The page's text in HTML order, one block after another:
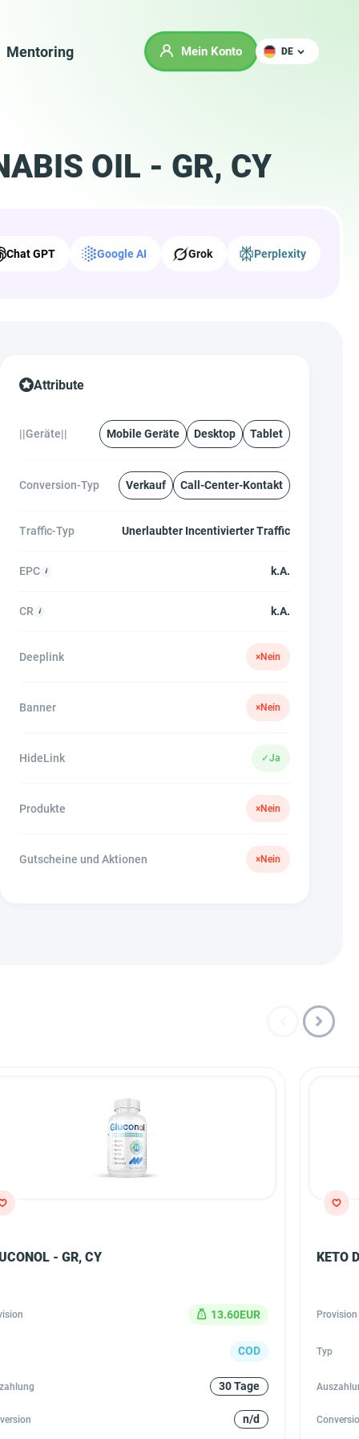
Mentoring Mein Konto DE
OIL - GR, CY
Chat GPT Google AI Grok Perplexity
Attribute
||Geräte|| Mobile Geräte Desktop Tablet
Conversion-Typ Verkauf Call-Center-Kontakt
Traffic-Typ Unerlaubter Incentivierter Traffic
EPC k.A.
CR k.A.
Deeplink ×Nein
Banner ×Nein
HideLink ✓Ja
Produkte ×Nein
Gutscheine und Aktionen ×Nein
- GR, CY
13.60EUR
COD
30 Tage
n/d
KETO
Provision
Typ